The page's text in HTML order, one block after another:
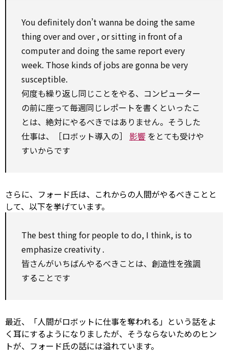
You definitelydon’t wanna be doing the same
thingoverand over, or sitting in front of a
computer and doing the same report every
week. Those kinds of jobs are gonna be very
susceptible.
何度も繰り返し同じことをやる、コンピューター
の前に座って毎週同じレポートを書くといったこ
とは、絶対にやるべきではありません。そうした
仕事は、［ロボット導入の］ 影響 をとても受けや
すいからです
さらに、フォード氏は、これからの人間がやるべきことと
して、以下を挙げています。
The best thingforpeople todo, I think, is to
emphasizecreativity .
皆さんがいちばんやるべきことは、創造性を強調
することです
最近、「人間がロボットに仕事を奪われる」という話をよ
く耳にするようになりましたが、そうならないためのヒン
トが、フォード氏の話には溢れています。